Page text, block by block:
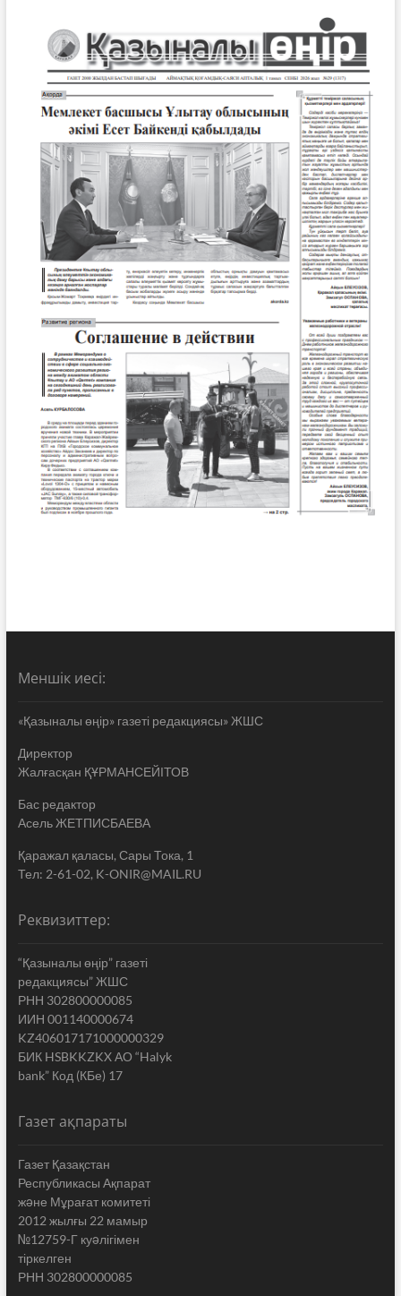
Меншік иесі:
«Қазыналы өңір» газеті редакциясы» ЖШС
Директор
Жалғасқан ҚҰРМАНСЕЙІТОВ
Бас редактор
Асель ЖЕТПИСБАЕВА
Қаражал қаласы, Сары Тока, 1
Тел: 2-61-02, K-ONIR@MAIL.RU
Реквизиттер:
“Қазыналы өңір” газеті
редакциясы” ЖШС
РНН 302800000085
ИИН 001140000674
KZ406017171000000329
БИК HSBKKZKX АО “Halyk
bank” Код (КБе) 17
Газет ақпараты
Газет Қазақстан
Республикасы Ақпарат
жəне Мұрағат комитеті
2012 жылғы 22 мамыр
№12759-Г куəлігімен
тіркелген
РНН 302800000085